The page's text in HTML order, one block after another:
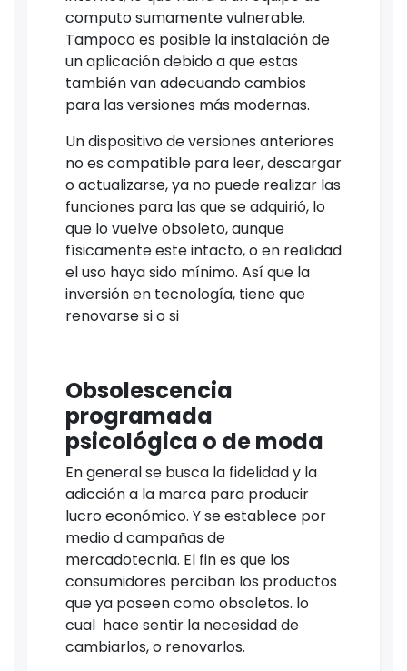
computo sumamente vulnerable.
Tampoco es posible la instalación de
un aplicación debido a que estas
también van adecuando cambios
para las versiones más modernas.
Un dispositivo de versiones anteriores
no es compatible para leer, descargar
o actualizarse, ya no puede realizar las
funciones para las que se adquirió, lo
que lo vuelve obsoleto, aunque
físicamente este intacto, o en realidad
el uso haya sido mínimo. Así que la
inversión en tecnología, tiene que
renovarse si o si
Obsolescencia
programada
psicológica o de moda
En general se busca la fidelidad y la
adicción a la marca para producir
lucro económico. Y se establece por
medio d campañas de
mercadotecnia. El fin es que los
consumidores perciban los productos
que ya poseen como obsoletos. lo
cual hace sentir la necesidad de
cambiarlos, o renovarlos.